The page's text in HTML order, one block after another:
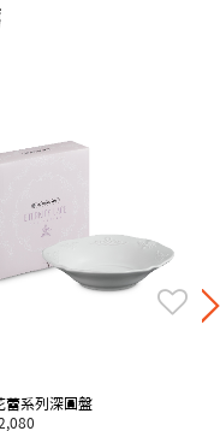
蕾系列深圓盤